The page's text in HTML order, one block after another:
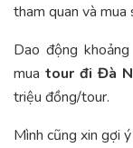
tham quan và mua
Dao động
mua tour đi Đà
triệu đồng/tour.
Mình cũng xin gợi